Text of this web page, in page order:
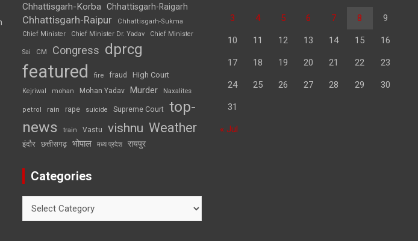
Chhattisgarh-Korba Chhattisgarh-Raigarh
Chhattisgarh-Raipur
Chhattisgarh-Sukma
Chief Minister
Chief Minister Dr. Yadav Chief Minister
Sai CM Congress dprcg
featured fire fraud High Court
Kejriwal mohan Mohan Yadav Murder Naxalites
petrol rain rape suicide Supreme Court top-
news
train Vastu vishnu Weather
इंदौर छत्तीसगढ़ भोपाल मध्य प्रदेश रायपुर
Categories
3 4 5 6 7 8 9
10 11 12 13 14 15 16
17 18 19 20 21 22 23
24 25 26 27 28 29 30
31
« Jul